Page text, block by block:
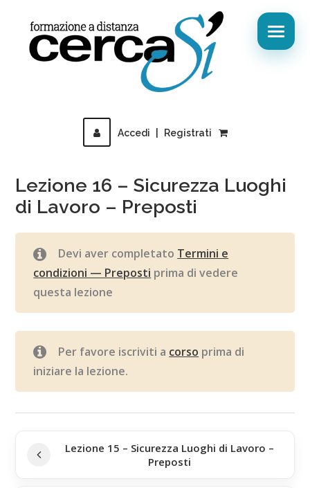
Accedi Registrati
Lezione 16 – Sicurezza Luoghi
di Lavoro – Preposti
Devi aver completato Termini e
condizioni — Preposti prima di vedere
questa lezione
Per favore iscriviti a corso prima di
iniziare la lezione.
Lezione 15 – Sicurezza Luoghi di Lavoro –
Preposti